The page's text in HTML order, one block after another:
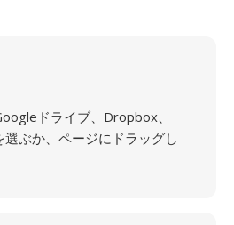
ドライブ、Dropbox、
選ぶか、ページにドラッグし